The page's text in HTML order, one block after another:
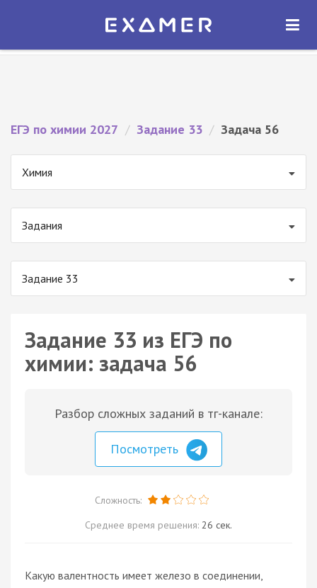
Экзамер — ЕГЭ 2027
ОТКРЫТЬ
ЕГЭ по химии 2027 / Задание 33 / Задача 56
Химия
Задания
Задание 33
Задание 33 из ЕГЭ по
химии: задача 56
Разбор сложных заданий в тг-канале:
Посмотреть
Сложность:
Среднее время решения: 26 сек.
Какую валентность имеет железо в соединении,